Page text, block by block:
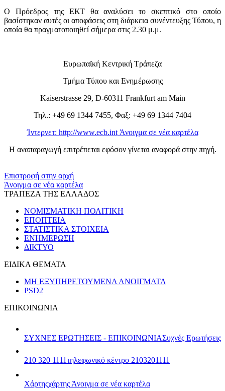
Ο Πρόεδρος της ΕΚΤ θα αναλύσει το σκεπτικό στο οποίο
βασίστηκαν αυτές οι αποφάσεις στη διάρκεια συνέντευξης Τύπου, η
οποία θα πραγματοποιηθεί σήμερα στις 2.30 μ.μ.
Ευρωπαϊκή Κεντρική Τράπεζα
Τμήμα Τύπου και Ενημέρωσης
Kaiserstrasse 29, D-60311 Frankfurt am Main
Τηλ.: +49 69 1344 7455, Φαξ: +49 69 1344 7404
Ίντερνετ: http://www.ecb.intΆνοιγμα σε νέα καρτέλα
Η αναπαραγωγή επιτρέπεται εφόσον γίνεται αναφορά στην πηγή.
Επιστροφή στην αρχή
Άνοιγμα σε νέα καρτέλα
ΤΡΑΠΕΖΑ ΤΗΣ ΕΛΛΑΔΟΣ
ΝΟΜΙΣΜΑΤΙΚΗ ΠΟΛΙΤΙΚΗ
ΕΠΟΠΤΕΙΑ
ΣΤΑΤΙΣΤΙΚΑ ΣΤΟΙΧΕΙΑ
ΕΝΗΜΕΡΩΣΗ
ΔΙΚΤΥΟ
ΕΙΔΙΚΑ ΘΕΜΑΤΑ
ΜΗ ΕΞΥΠΗΡΕΤΟΥΜΕΝΑ ΑΝΟΙΓΜΑΤΑ
PSD2
ΕΠΙΚΟΙΝΩΝΙΑ
ΣΥΧΝΕΣ ΕΡΩΤΗΣΕΙΣ - ΕΠΙΚΟΙΝΩΝΙΑΣυχνές Ερωτήσεις
210 320 1111τηλεφωνικό κέντρο 2103201111
Χάρτηςχάρτης Άνοιγμα σε νέα καρτέλα